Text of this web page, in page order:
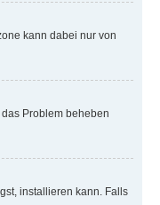
kann dabei nur von
Problem beheben
installieren kann. Falls